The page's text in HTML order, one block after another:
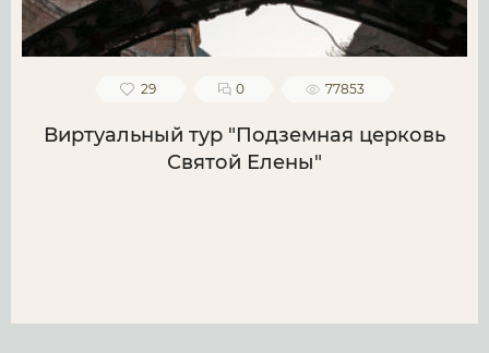
29 0 77853
Виртуальный тур "Подземная церковь
Святой Елены"